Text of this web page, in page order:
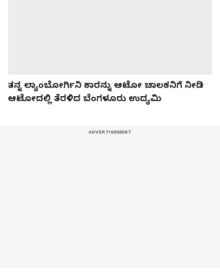
ತನ್ನ ಲ್ಯಾಂಬೋರ್ಗಿನಿ ಕಾರನ್ನು ಆಟೋ ಚಾಲಕನಿಗೆ ನೀಡಿ
ಆಟೋದಲ್ಲಿ ತೆರಳಿದ ಬೆಂಗಳೂರು ಉದ್ಯಮಿ